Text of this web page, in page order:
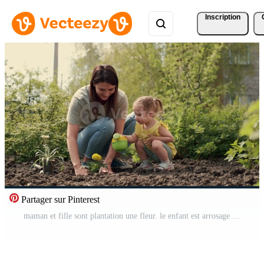
Inscription
Partager sur Pinterest
maman et fille sont plantation une fleur. le enfant est arrosage le plante. Vidéo Pro